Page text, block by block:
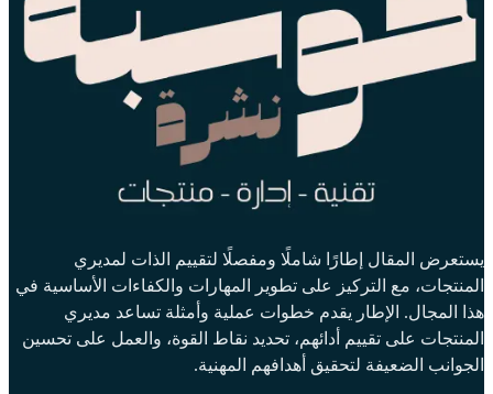
يستعرض المقال إطارًا شاملًا ومفصلًا لتقييم الذات لمديري
المنتجات، مع التركيز على تطوير المهارات والكفاءات الأساسية في
هذا المجال. الإطار يقدم خطوات عملية وأمثلة تساعد مديري
المنتجات على تقييم أدائهم، تحديد نقاط القوة، والعمل على تحسين
الجوانب الضعيفة لتحقيق أهدافهم المهنية.